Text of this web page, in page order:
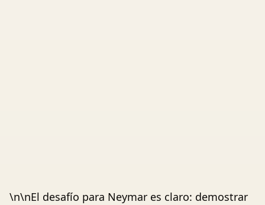
\n\nEl desafío para Neymar es claro: demostrar